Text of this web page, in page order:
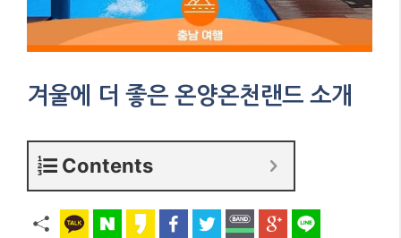
겨울에 더 좋은 온양온천랜드 소개
Contents